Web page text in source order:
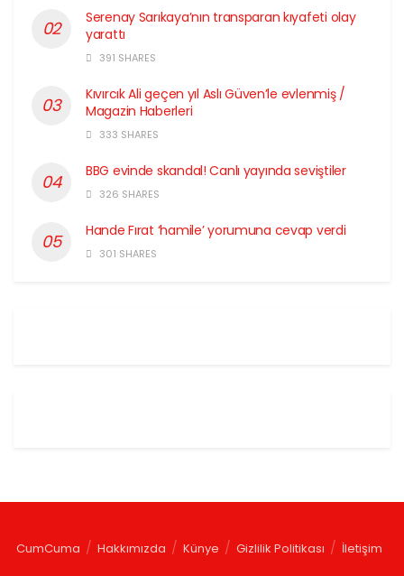
Serenay Sarıkaya’nın transparan kıyafeti olay
yarattı
391 SHARES
Kıvırcık Ali geçen yıl Aslı Güven’le evlenmiş /
Magazin Haberleri
333 SHARES
BBG evinde skandal! Canlı yayında seviştiler
326 SHARES
Hande Fırat ‘hamile’ yorumuna cevap verdi
301 SHARES
CumCuma Hakkımızda Künye Gizlilik Politikası İletişim